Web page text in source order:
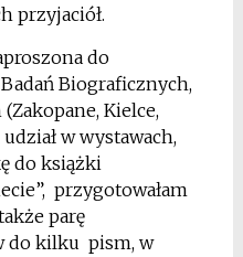
przyjaciół.
do
Biograficznych,
Kielce,
w wystawach,
do książki
przygotowałam
parę
do kilku pism, w